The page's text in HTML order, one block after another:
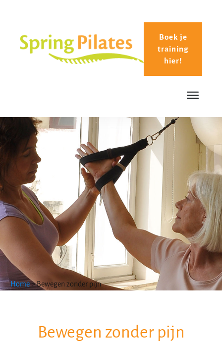
Boek je
training
hier!
Home>Bewegen zonder pijn
Bewegen zonder pijn